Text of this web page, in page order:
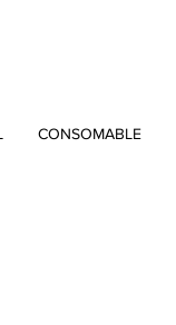
CONSOMABLE